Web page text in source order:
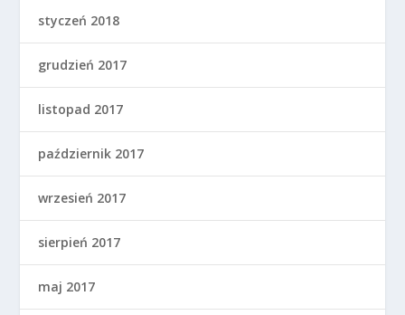
styczeń 2018
grudzień 2017
listopad 2017
październik 2017
wrzesień 2017
sierpień 2017
maj 2017